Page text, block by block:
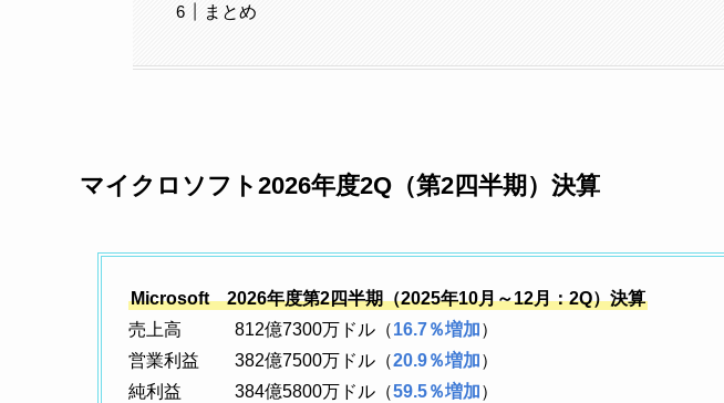
まとめ
マイクロソフト2026年度2Q（第2四半期）決算
Microsoft 2026年度第2四半期（2025年10月～12月：2Q）決算
売上高 812億7300万ドル（16.7％増加）
営業利益 382億7500万ドル（20.9％増加）
純利益 384億5800万ドル（59.5％増加）